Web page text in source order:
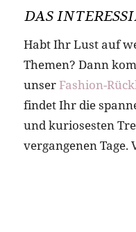
DAS
Habt Ihr Lust auf
Themen? Dann
unserFashion-
findet Ihr die
und kuriosesten
vergangenen Tage.